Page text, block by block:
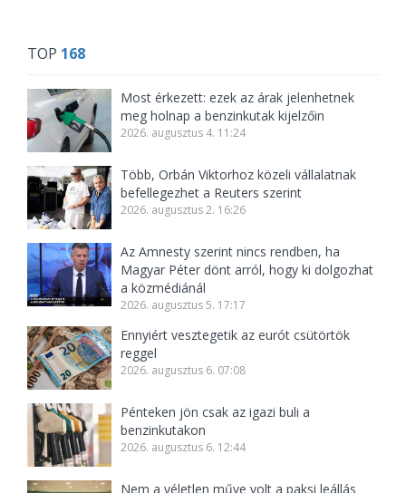
TOP 168
Most érkezett: ezek az árak jelenhetnek
meg holnap a benzinkutak kijelzőin
2026. augusztus 4. 11:24
Több, Orbán Viktorhoz közeli vállalatnak
befellegezhet a Reuters szerint
2026. augusztus 2. 16:26
Az Amnesty szerint nincs rendben, ha
Magyar Péter dönt arról, hogy ki dolgozhat
a közmédiánál
2026. augusztus 5. 17:17
Ennyiért vesztegetik az eurót csütörtök
reggel
2026. augusztus 6. 07:08
Pénteken jön csak az igazi buli a
benzinkutakon
2026. augusztus 6. 12:44
Nem a véletlen műve volt a paksi leállás